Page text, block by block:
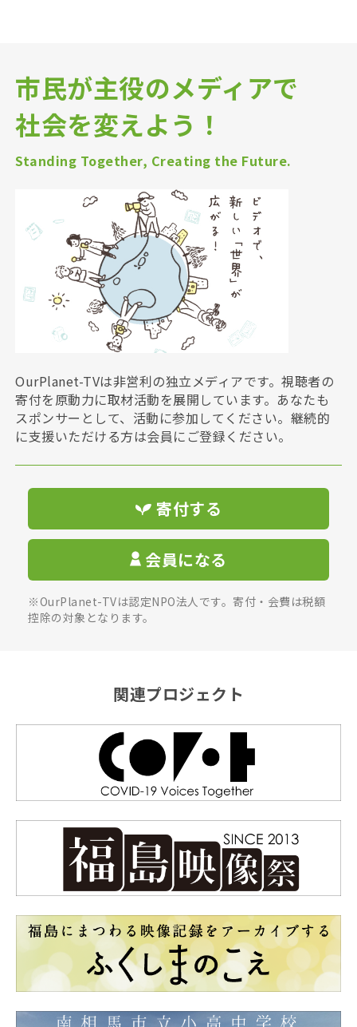
市民が主役のメディアで
社会を変えよう！
Standing Together, Creating the Future.
OurPlanet-TVは非営利の独立メディアです。視聴者の
寄付を原動力に取材活動を展開しています。あなたも
スポンサーとして、活動に参加してください。継続的
に支援いただける方は会員にご登録ください。
寄付する
会員になる
※OurPlanet-TVは認定NPO法人です。寄付・会費は税額
控除の対象となります。
関連プロジェクト